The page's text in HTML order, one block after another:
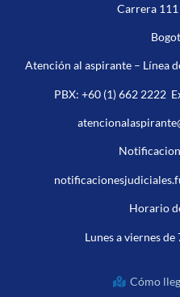
Carrera
Atención al aspirante – Línea
PBX: +60 (1) 662 2222
Horario
Lunes a viernes
Cómo